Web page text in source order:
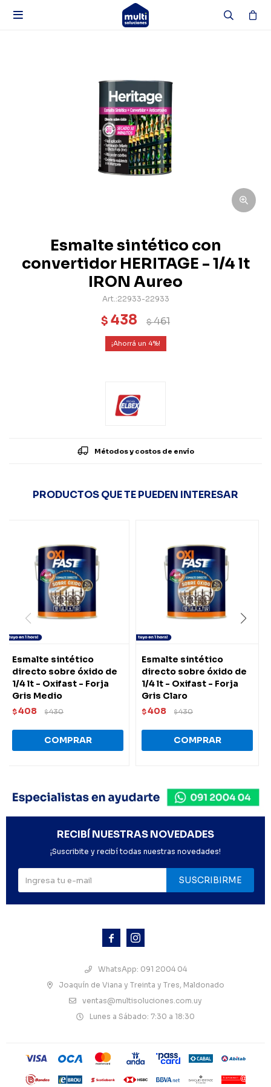

Esmalte sintético con
convertidor HERITAGE - 1/4 lt
IRON Aureo
22933-22933
$ 438 $461
4
Métodos y costos de envío
PRODUCTOS QUE TE PUEDEN INTERESAR
Esmalte sintético
directo sobre óxido de
1/4 lt - Oxifast - Forja
Gris Medio
$408 $430
Esmalte sintético
directo sobre óxido de
1/4 lt - Oxifast - Forja
Gris Claro
$408 $430
 
WhatsApp: 091 2004 04
Joaquín de Viana y Treinta y Tres, Maldonado
ventas@multisoluciones.com.uy
Lunes a Sábado: 7:30 a 18:30
RECIBÍ NUESTRAS NOVEDADES
¡Suscribite y recibí todas nuestras novedades!
SUSCRIBIRME